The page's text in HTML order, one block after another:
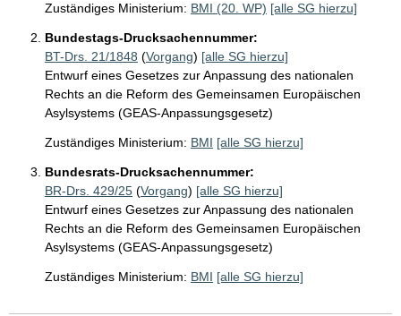
Zuständiges Ministerium: BMI (20. WP) [alle SG hierzu]
Bundestags-Drucksachennummer:
BT-Drs. 21/1848 (Vorgang) [alle SG hierzu]
Entwurf eines Gesetzes zur Anpassung des nationalen
Rechts an die Reform des Gemeinsamen Europäischen
Asylsystems (GEAS-Anpassungsgesetz)
Zuständiges Ministerium: BMI [alle SG hierzu]
Bundesrats-Drucksachennummer:
BR-Drs. 429/25 (Vorgang) [alle SG hierzu]
Entwurf eines Gesetzes zur Anpassung des nationalen
Rechts an die Reform des Gemeinsamen Europäischen
Asylsystems (GEAS-Anpassungsgesetz)
Zuständiges Ministerium: BMI [alle SG hierzu]